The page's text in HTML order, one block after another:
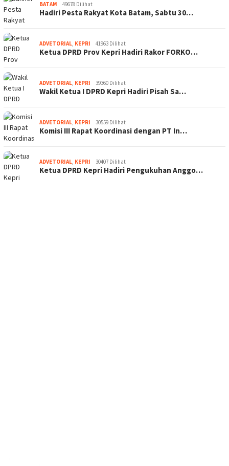
BATAM 49678 Dilihat
Hadiri Pesta Rakyat Kota Batam, Sabtu 30…
ADVETORIAL, KEPRI 41963 Dilihat
Ketua DPRD Prov Kepri Hadiri Rakor FORKO…
ADVETORIAL, KEPRI 39360 Dilihat
Wakil Ketua I DPRD Kepri Hadiri Pisah Sa…
ADVETORIAL, KEPRI 30559 Dilihat
Komisi III Rapat Koordinasi dengan PT In…
ADVETORIAL, KEPRI 30407 Dilihat
Ketua DPRD Kepri Hadiri Pengukuhan Anggo…